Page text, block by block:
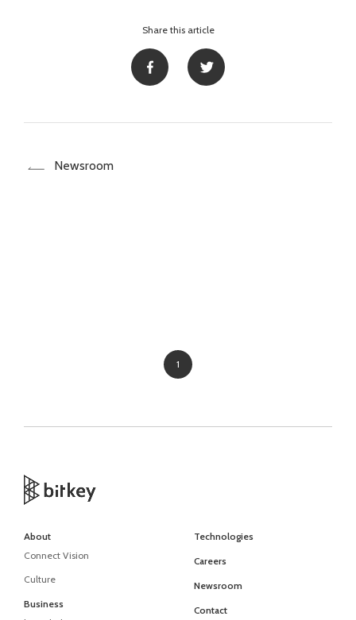
Share this article
Newsroom
1
About
Connect Vision
Culture
Business
Technologies
Careers
Newsroom
Contact